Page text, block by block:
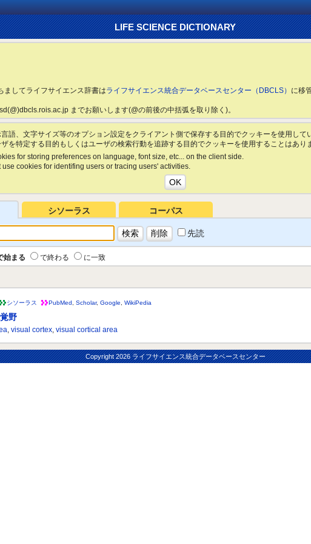
LIFE SCIENCE DICTIONARY
ましてライフサイエンス辞書はライフサイエンス統合データベースセンター（DBCLS） に移
までお願いします(@の前後の中括弧を取り除く)。
語、文字サイズ等のオプション設定をクライアント側で保存する目的でクッキーを使用して
を特定する目的もしくはユーザの検索行動を追跡する目的でクッキーを使用することはあり
for storing preferences on language, font size, etc... on the client side.
use cookies for identifing users or tracing users' activities.
シソーラス コーパス
先読
始まる で終わる
に一致
シソーラス PubMed Scholar, Google WikiPedia
野
, visual cortex, visual cortical area
Copyright2026 ライフサイエンス統合データベースセンター